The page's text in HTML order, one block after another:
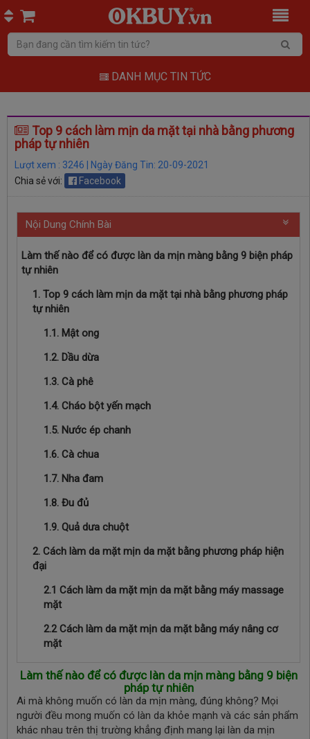
DANH MỤC TIN TỨC
Top 9 cách làm mịn da mặt tại nhà bằng phương
pháp tự nhiên
Lượt xem : 3246 | Ngày Đăng Tin: 20-09-2021
Chia sẻ với:
Facebook
Nội Dung Chính Bài
Làm thế nào để có được làn da mịn màng bằng 9 biện pháp
tự nhiên
1. Top 9 cách làm mịn da mặt tại nhà bằng phương pháp
tự nhiên
1.1. Mật ong
1.2. Dầu dừa
1.3. Cà phê
1.4. Cháo bột yến mạch
1.5. Nước ép chanh
1.6. Cà chua
1.7. Nha đam
1.8. Đu đủ
1.9. Quả dưa chuột
2. Cách làm da mặt mịn da mặt bằng phương pháp hiện
đại
2.1 Cách làm da mặt mịn da mặt bằng máy massage
mặt
2.2 Cách làm da mặt mịn da mặt bằng máy nâng cơ
mặt
Làm thế nào để có được làn da mịn màng bằng 9 biện
pháp tự nhiên
Ai mà không muốn có làn da mịn màng, đúng không? Mọi
người đều mong muốn có làn da khỏe mạnh và các sản phẩm
khác nhau trên thị trường khẳng định mang lại làn da mịn